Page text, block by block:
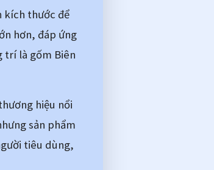
kích thước để
hơn, đáp ứng
trí là gốm Biên
hiệu nổi
sản phẩm
tiêu dùng,